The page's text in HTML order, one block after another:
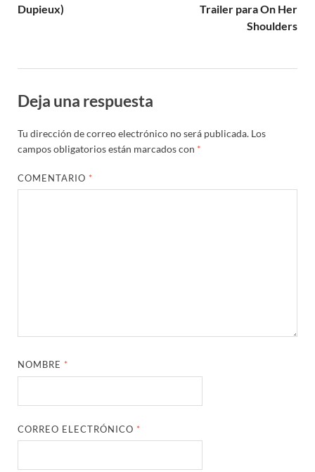
Dupieux)
Trailer para On Her
Shoulders
Deja una respuesta
Tu dirección de correo electrónico no será publicada. Los
campos obligatorios están marcados con *
COMENTARIO *
NOMBRE *
CORREO ELECTRÓNICO *